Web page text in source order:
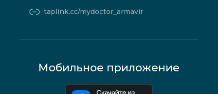
taplink.cc/mydoctor_armavir
Мобильное приложение